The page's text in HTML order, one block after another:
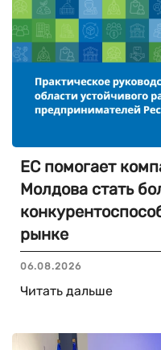
ЕС помогает
Молдова стать
рынке
06.08.2026
Читать дальше